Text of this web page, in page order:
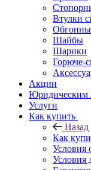
Втулки
Шайбы
Шарики
Горюче-
Акции
Юридическим
Услуги
Как купить
Назад
Как
Условия
Условия